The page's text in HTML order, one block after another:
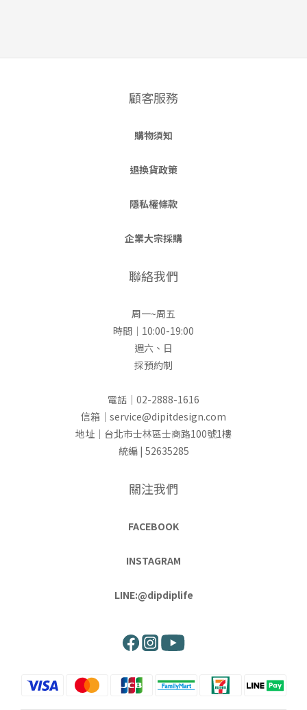
顧客服務
購物須知
退換貨政策
隱私權條款
企業大宗採購
聯絡我們
周一~周五
時間｜10:00-19:00
週六、日
採預約制
電話｜02-2888-1616
信箱｜service@dipitdesign.com
地址｜台北市士林區士商路100號1樓
統編 | 52635285
關注我們
FACEBOOK
INSTAGRAM
LINE:@dipdiplife